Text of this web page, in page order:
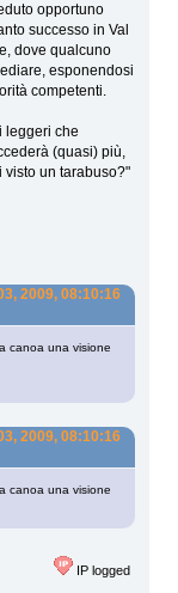
opportuno
successo in Val
dove qualcuno
esponendosi
competenti.
leggeri che
(quasi) più,
un tarabuso?"
2009, 08:10:16
canoa una visione
2009, 08:10:16
canoa una visione
IP logged